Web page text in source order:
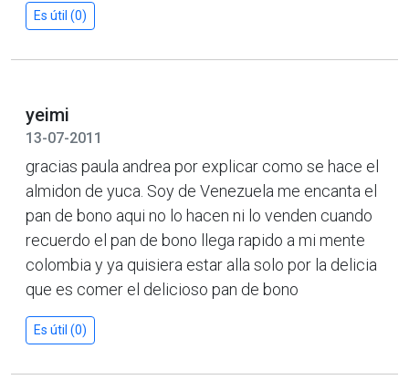
Es útil (0)
yeimi
13-07-2011
gracias paula andrea por explicar como se hace el
almidon de yuca. Soy de Venezuela me encanta el
pan de bono aqui no lo hacen ni lo venden cuando
recuerdo el pan de bono llega rapido a mi mente
colombia y ya quisiera estar alla solo por la delicia
que es comer el delicioso pan de bono
Es útil (0)